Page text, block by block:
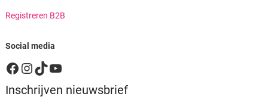
Registreren B2B
Social media
Facebook
Instagram
TikTok
YouTube
Inschrijven nieuwsbrief